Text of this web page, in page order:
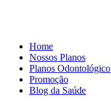
Home
Nossos Planos
Planos Odontológico
Promoção
Blog da Saúde